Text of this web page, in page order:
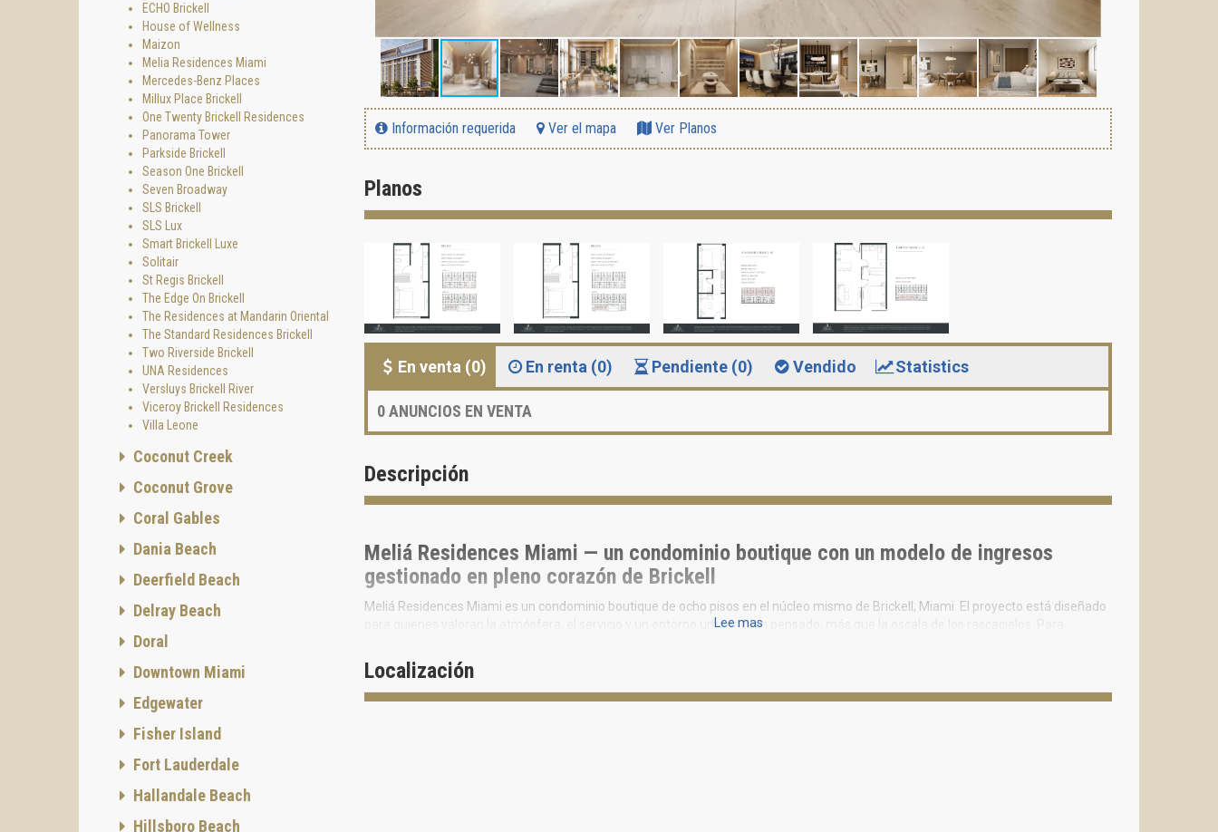
Información requerida Ver el mapa Ver Planos
Planos
En venta (0) En renta (0) Pendiente (0) Vendido Statistics
0ANUNCIOS EN VENTA
Descripción
Meliá Residences Miami — un condominio boutique con un modelo de ingresos
gestionado en pleno corazón de Brickell
Meliá Residences Miami es un condominio boutique de ocho pisos en el núcleo mismo de Brickell, Miami. El proyecto está diseñado
para quienes valoran la atmósfera, el servicio y un entorno urbano bien pensado, más que la escala de los rascacielos. Para
un modelo operativo transparente pasan al primer plano — no solo “vistas y pisos”.
de servicios tipo hotel enfocado en un estilo de vida saludable (wellness living), bajo la gestión de la marca internacional Meliá
Lee mas
Localización
ECHO Brickell
House of Wellness
Maizon
Melia Residences Miami
Mercedes-Benz Places
Millux Place Brickell
One Twenty Brickell Residences
Panorama Tower
Parkside Brickell
Season One Brickell
Seven Broadway
SLS Brickell
SLS Lux
Smart Brickell Luxe
Solitair
St Regis Brickell
The Edge On Brickell
The Residences at Mandarin Oriental
The Standard Residences Brickell
Two Riverside Brickell
UNA Residences
Versluys Brickell River
Viceroy Brickell Residences
Villa Leone
Coconut Creek
Coconut Grove
Coral Gables
Dania Beach
Deerfield Beach
Delray Beach
Doral
Downtown Miami
Edgewater
Fisher Island
Fort Lauderdale
Hallandale Beach
Hillsboro Beach